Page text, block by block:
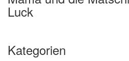
Luck
Kategorien